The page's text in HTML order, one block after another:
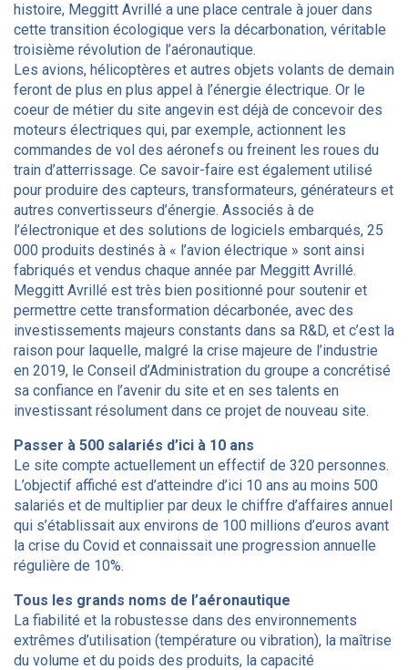
histoire, Meggitt Avrillé a une place centrale à jouer dans
cette transition écologique vers la décarbonation, véritable
troisième révolution de l’aéronautique.
Les avions, hélicoptères et autres objets volants de demain
feront de plus en plus appel à l’énergie électrique. Or le
coeur de métier du site angevin est déjà de concevoir des
moteurs électriques qui, par exemple, actionnent les
commandes de vol des aéronefs ou freinent les roues du
train d’atterrissage. Ce savoir-faire est également utilisé
pour produire des capteurs, transformateurs, générateurs et
autres convertisseurs d’énergie. Associés à de
l’électronique et des solutions de logiciels embarqués, 25
000 produits destinés à « l’avion électrique » sont ainsi
fabriqués et vendus chaque année par Meggitt Avrillé.
Meggitt Avrillé est très bien positionné pour soutenir et
permettre cette transformation décarbonée, avec des
investissements majeurs constants dans sa R&D, et c’est la
raison pour laquelle, malgré la crise majeure de l’industrie
en 2019, le Conseil d’Administration du groupe a concrétisé
sa confiance en l’avenir du site et en ses talents en
investissant résolument dans ce projet de nouveau site.
Passer à 500 salariés d’ici à 10 ans
Le site compte actuellement un effectif de 320 personnes.
L’objectif affiché est d’atteindre d’ici 10 ans au moins 500
salariés et de multiplier par deux le chiffre d’affaires annuel
qui s’établissait aux environs de 100 millions d’euros avant
la crise du Covid et connaissait une progression annuelle
régulière de 10%.
Tous les grands noms de l’aéronautique
La fiabilité et la robustesse dans des environnements
extrêmes d’utilisation (température ou vibration), la maîtrise
du volume et du poids des produits, la capacité